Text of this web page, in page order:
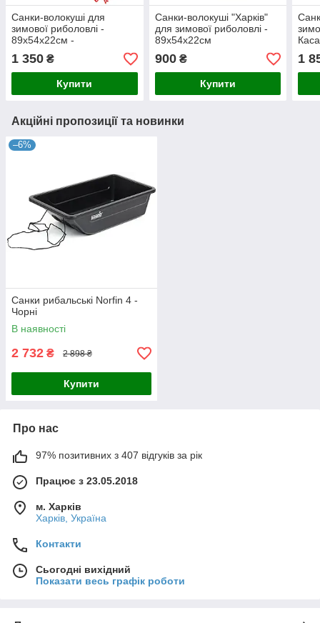
Санки-волокуші для
зимової риболовлі -
89х54х22см -
1 350 ₴
Купити
Санки-волокуші "Харків"
для зимової риболовлі -
89х54х22см
900₴
Купити
1
Акційні пропозиції та новинки
–6%
Санки рибальські Norfin 4 -
Чорні
В наявності
2 732 ₴ 2 898 ₴
Купити
Про нас
97% позитивних з 407 відгуків за рік
Працює з 23.05.2018
м. Харків
Харків, Україна
Контакти
Сьогодні вихідний
Показати весь графік роботи